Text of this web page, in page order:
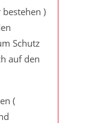
)
Schutz
auf den
(